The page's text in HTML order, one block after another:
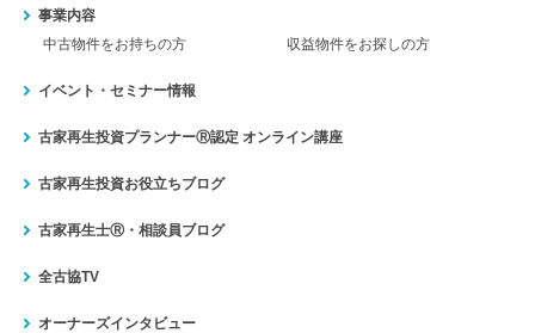
事業内容
中古物件をお持ちの方
収益物件をお探しの方
イベント・セミナー情報
古家再生投資プランナーⓇ認定 オンライン講座
古家再生投資お役立ちブログ
古家再生士Ⓡ・相談員ブログ
全古協TV
オーナーズインタビュー